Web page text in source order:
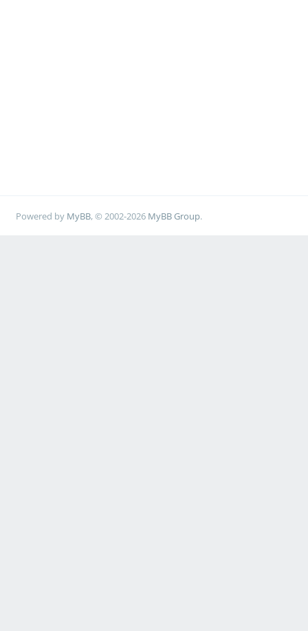
Powered by MyBB, © 2002-2026 MyBB Group.